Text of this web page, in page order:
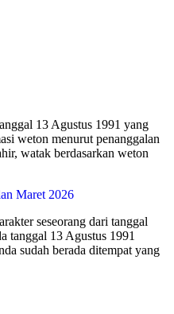
13 Agustus 1991 yang
weton menurut penanggalan
watak berdasarkan weton
Maret 2026
seseorang dari tanggal
tanggal 13 Agustus 1991
sudah berada ditempat yang